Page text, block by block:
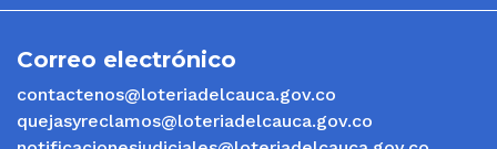
Correo electrónico
contactenos@loteriadelcauca.gov.co
quejasyreclamos@loteriadelcauca.gov.co